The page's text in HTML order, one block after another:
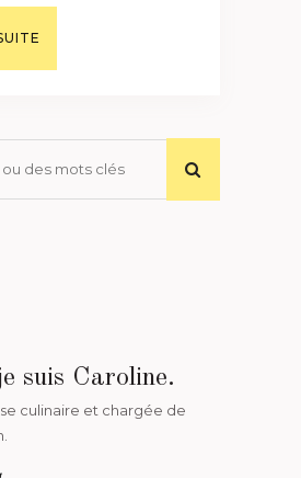
suis Caroline.
culinaire et chargée de